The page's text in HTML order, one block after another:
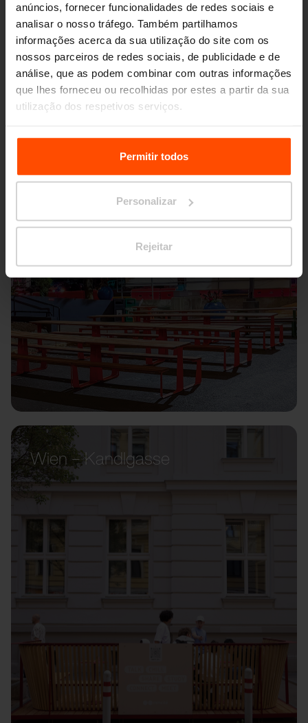
anúncios, fornecer funcionalidades de redes sociais e
analisar o nosso tráfego. Também partilhamos
informações acerca da sua utilização do site com os
nossos parceiros de redes sociais, de publicidade e de
análise, que as podem combinar com outras informações
que lhes forneceu ou recolhidas por estes a partir da sua
utilização dos respetivos serviços.
Para mais informações, por favor visitePrinciples
Relating to the Processing Personal Data.
Permitir todos
Personalizar
Rejeitar
Seattle – Popup park
Wien – Kandlgasse